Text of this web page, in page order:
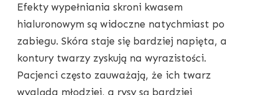
Efekty wypełniania skroni kwasem
hialuronowym są widoczne natychmiast po
zabiegu. Skóra staje się bardziej napięta, a
kontury twarzy zyskują na wyrazistości.
Pacjenci często zauważają, że ich twarz
wygląda młodziej, a rysy są bardziej